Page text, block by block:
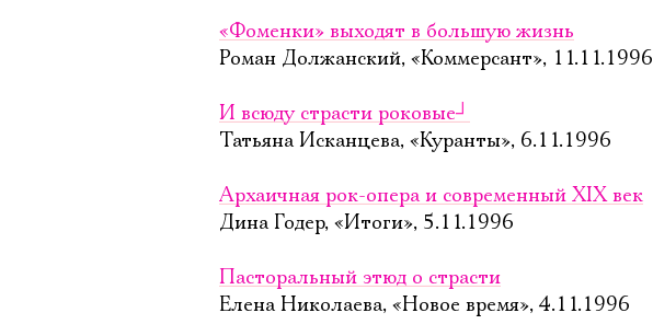
«Фоменки» выходят в большую жизнь
Роман Должанский, «Коммерсант», 11.11.1996
И всюду страсти роковые┘
Татьяна Исканцева, «Куранты», 6.11.1996
Архаичная рок-опера и современный XIX век
Дина Годер, «Итоги», 5.11.1996
Пасторальный этюд о страсти
Елена Николаева, «Новое время», 4.11.1996